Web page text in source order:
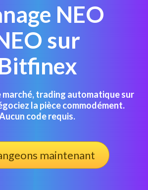
NEO
sur
trading automatique sur
la pièce commodément.
code requis.
maintenant